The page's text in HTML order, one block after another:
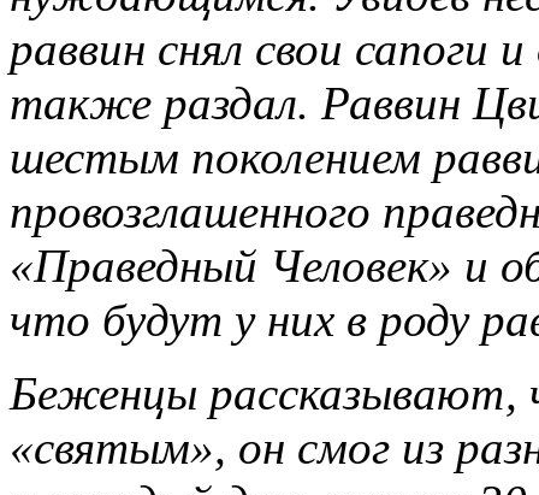
раввин снял свои сапоги
также раздал. Раввин
шестым поколением
провозглашенного
«Праведный Человек» и
что будут у них в роду
Беженцы рассказывают,
«святым», он смог из